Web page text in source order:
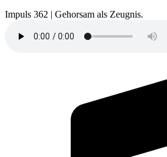
Impuls 362 | Gehorsam als Zeugnis.